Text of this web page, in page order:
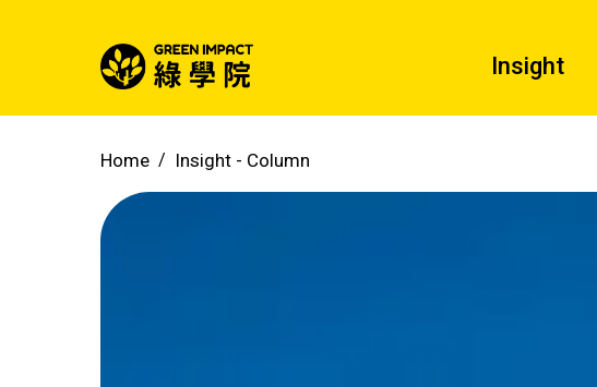
Insight
Home Insight - Column